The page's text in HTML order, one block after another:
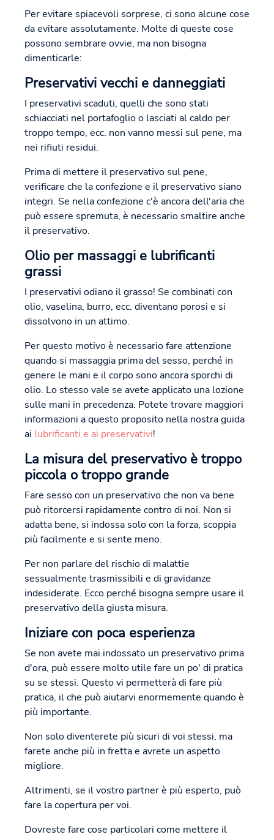
Per evitare spiacevoli sorprese, ci sono alcune cose
da evitare assolutamente. Molte di queste cose
possono sembrare ovvie, ma non bisogna
dimenticarle:
Preservativi vecchi e danneggiati
I preservativi scaduti, quelli che sono stati
schiacciati nel portafoglio o lasciati al caldo per
troppo tempo, ecc. non vanno messi sul pene, ma
nei rifiuti residui.
Prima di mettere il preservativo sul pene,
verificare che la confezione e il preservativo siano
integri. Se nella confezione c'è ancora dell'aria che
può essere spremuta, è necessario smaltire anche
il preservativo.
Olio per massaggi e lubrificanti
grassi
I preservativi odiano il grasso! Se combinati con
olio, vaselina, burro, ecc. diventano porosi e si
dissolvono in un attimo.
Per questo motivo è necessario fare attenzione
quando si massaggia prima del sesso, perché in
genere le mani e il corpo sono ancora sporchi di
olio. Lo stesso vale se avete applicato una lozione
sulle mani in precedenza. Potete trovare maggiori
informazioni a questo proposito nella nostra guida
ai lubrificanti e ai preservativi!
La misura del preservativo è troppo
piccola o troppo grande
Fare sesso con un preservativo che non va bene
può ritorcersi rapidamente contro di noi. Non si
adatta bene, si indossa solo con la forza, scoppia
più facilmente e si sente meno.
Per non parlare del rischio di malattie
sessualmente trasmissibili e di gravidanze
indesiderate. Ecco perché bisogna sempre usare il
preservativo della giusta misura.
Iniziare con poca esperienza
Se non avete mai indossato un preservativo prima
d'ora, può essere molto utile fare un po' di pratica
su se stessi. Questo vi permetterà di fare più
pratica, il che può aiutarvi enormemente quando è
più importante.
Non solo diventerete più sicuri di voi stessi, ma
farete anche più in fretta e avrete un aspetto
migliore.
Altrimenti, se il vostro partner è più esperto, può
fare la copertura per voi.
Dovreste fare cose particolari come mettere il